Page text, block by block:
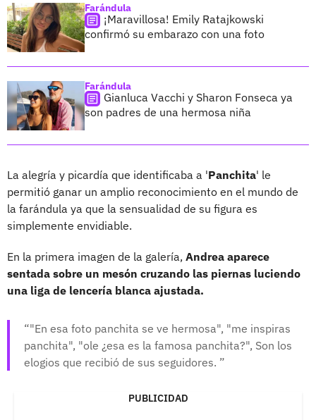
Farándula
¡Maravillosa! Emily Ratajkowski
confirmó su embarazo con una foto
Farándula
Gianluca Vacchi y Sharon Fonseca ya
son padres de una hermosa niña
La alegría y picardía que identificaba a 'Panchita' le
permitió ganar un amplio reconocimiento en el mundo de
la farándula ya que la sensualidad de su figura es
simplemente envidiable.
En la primera imagen de la galería, Andrea aparece
sentada sobre un mesón cruzando las piernas luciendo
una liga de lencería blanca ajustada.
"En esa foto panchita se ve hermosa", "me inspiras
panchita", "ole ¿esa es la famosa panchita?", Son los
elogios que recibió de sus seguidores.
PUBLICIDAD